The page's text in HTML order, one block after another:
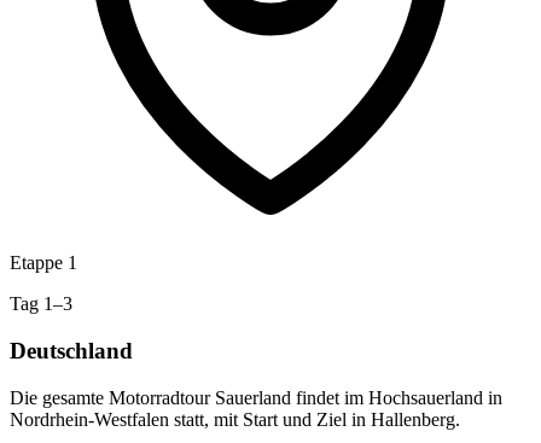
Etappe 1
Tag 1–3
Deutschland
Die gesamte Motorradtour Sauerland findet im Hochsauerland in
Nordrhein-Westfalen statt, mit Start und Ziel in Hallenberg.